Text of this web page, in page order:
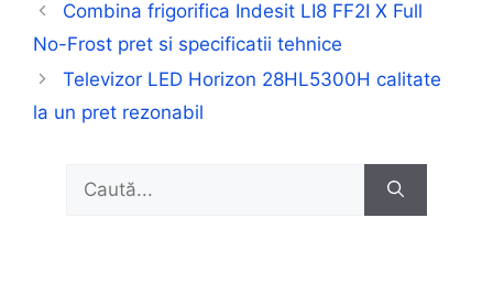
Combina frigorifica Indesit LI8 FF2I X Full
No-Frost pret si specificatii tehnice
Televizor LED Horizon 28HL5300H calitate
la un pret rezonabil
Caută